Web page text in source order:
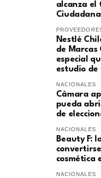
alcanza el
Nestlé
de Marcas
especial
estudio de
NACIONALES
Cámara
pueda
de
NACIONALES
Beauty F:
cosmética
NACIONALES